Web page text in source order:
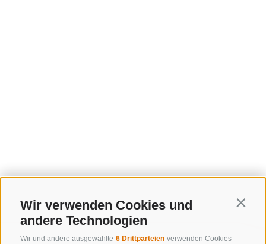
Wir verwenden Cookies und
andere Technologien
Wir und andere ausgewählte 6 Drittparteien verwenden Cookies